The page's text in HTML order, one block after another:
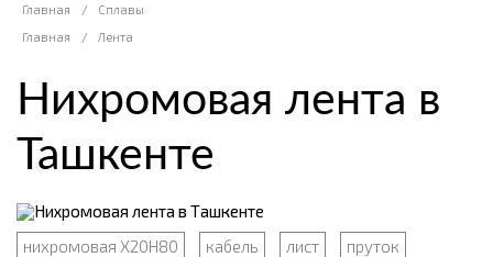
Главная /
Сплавы
Главная
/ Лента
Нихромовая лента в
Ташкенте
нихромовая Х20Н80 кабель лист
пруток